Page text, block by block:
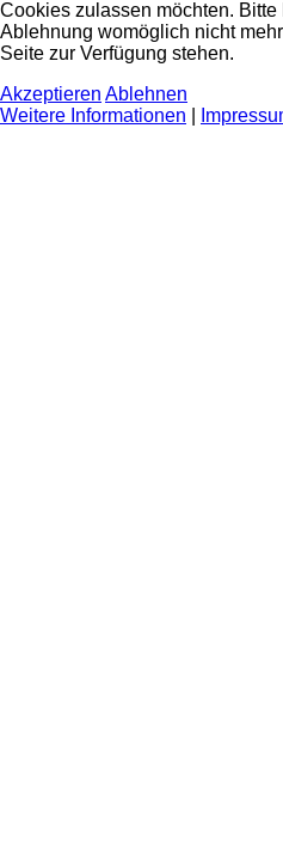
Cookies zulassen möchten.
Ablehnung womöglich nicht
Seite zur Verfügung stehen.
Akzeptieren Ablehnen
Weitere Informationen